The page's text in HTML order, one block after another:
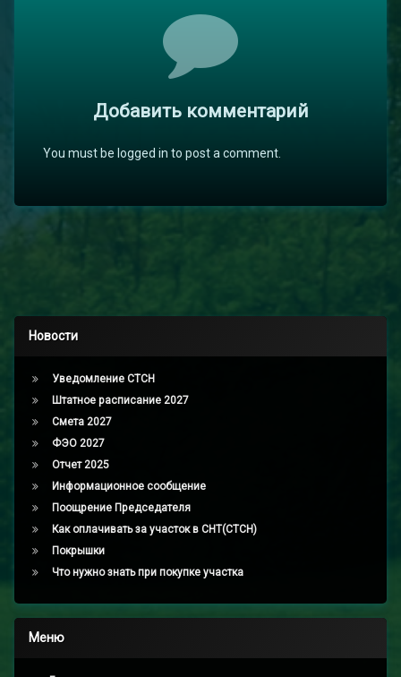
Добавить комментарий
You must be logged in to post a comment.
Новости
Уведомление СТСН
Штатное расписание 2027
Смета 2027
ФЭО 2027
Отчет 2025
Информационное сообщение
Поощрение Председателя
Как оплачивать за участок в СНТ(СТСН)
Покрышки
Что нужно знать при покупке участка
Меню